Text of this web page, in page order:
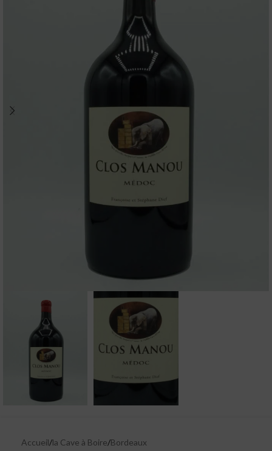
Accueil/la Cave à Boire/Bordeaux